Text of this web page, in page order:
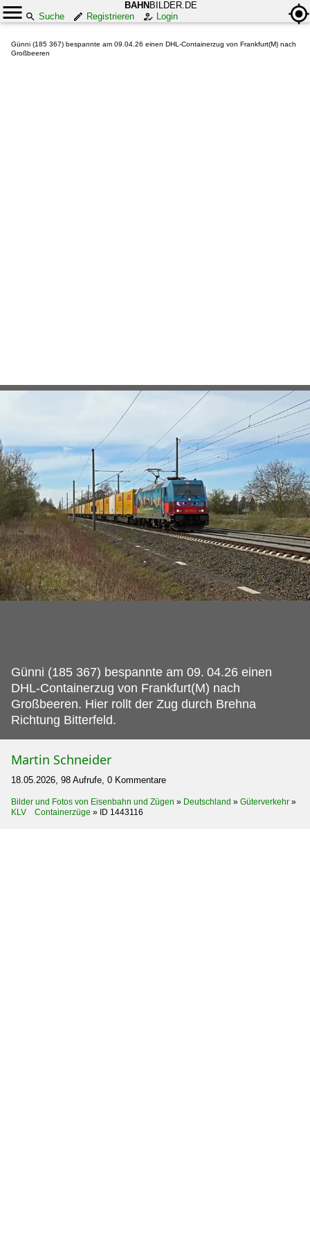
BAHN BILDER.DE
Suche
Registrieren Login
Günni (185 367) bespannte am 09.04.26 einen DHL-Containerzug von Frankfurt(M) nach
Großbeeren
Günni (185 367) bespannte am 09. 04.26 einen
DHL-Containerzug von Frankfurt(M) nach
Großbeeren. Hier rollt der Zug durch Brehna
Richtung Bitterfeld.
Martin Schneider
18.05.2026, 98 Aufrufe, 0 Kommentare
Bilder und Fotos von Eisenbahn und Zügen » Deutschland » Güterverkehr »
KLV Containerzüge » ID 1443116